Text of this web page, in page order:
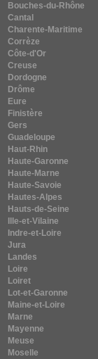
Bouches-du-Rhône
Cantal
Charente-Maritime
Corrèze
Côte-d'Or
Creuse
Dordogne
Drôme
Eure
Finistère
Gers
Guadeloupe
Haut-Rhin
Haute-Garonne
Haute-Marne
Haute-Savoie
Hautes-Alpes
Hauts-de-Seine
Ille-et-Vilaine
Indre-et-Loire
Jura
Landes
Loire
Loiret
Lot-et-Garonne
Maine-et-Loire
Marne
Mayenne
Meuse
Moselle